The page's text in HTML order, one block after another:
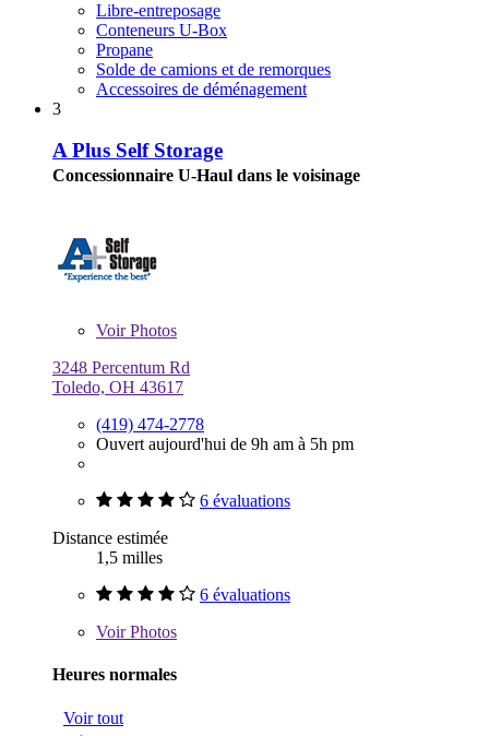
Libre-entreposage
Conteneurs U-Box
Propane
Solde de camions et de remorques
Accessoires de déménagement
3
A Plus Self Storage
Concessionnaire U-Haul dans le voisinage
VoirPhotos
3248 Percentum Rd
Toledo, OH 43617
(419) 474-2778
Ouvert aujourd'hui de 9h am à 5h pm
6 évaluations
Distance estimée
1,5 milles
6 évaluations
VoirPhotos
Heures normales
Voir tout